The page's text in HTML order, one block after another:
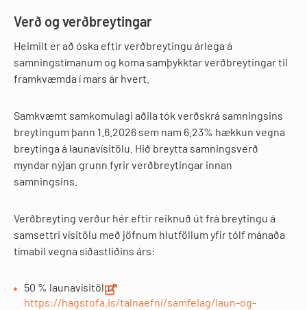
Verð og verðbreytingar
Heimilt er að óska eftir verðbreytingu árlega á
samningstímanum og koma samþykktar verðbreytingar til
framkvæmda í mars ár hvert.
Samkvæmt samkomulagi aðila tók verðskrá samningsins
breytingum þann 1.6.2026 sem nam 6.23% hækkun vegna
breytinga á launavísitölu. Hið breytta samningsverð
myndar nýjan grunn fyrir verðbreytingar innan
samningsins.
Verðbreyting verður hér eftir reiknuð út frá breytingu á
samsettri vísitölu með jöfnum hlutföllum yfir tólf mánaða
tímabil vegna síðastliðins árs:
50 % launavísitölu (
https://hagstofa.is/talnaefni/samfelag/laun-og-